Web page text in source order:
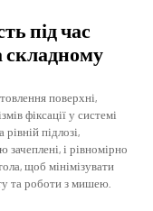
під час
складному
поверхні,
фіксації у системі
підлозі,
зачеплені, і рівномірно
щоб мінімізувати
та роботи з мишею.